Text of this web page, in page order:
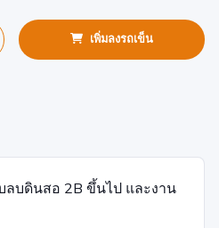
เพิ่มลงรถเข็น
ลบดินสอ 2B ขึ้นไป และงาน